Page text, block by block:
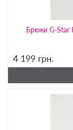
Брюки G-Star
4 199 грн.